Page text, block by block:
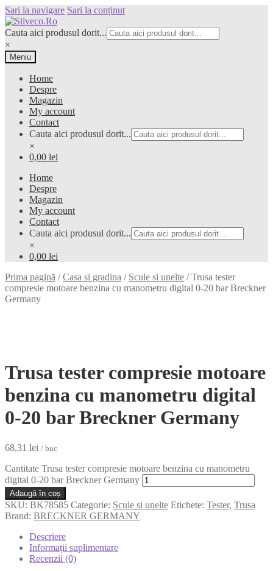
Sari la navigare Sari la conținut
Cauta aici produsul dorit...
×
Meniu
Home
Despre
Magazin
My account
Contact
Cauta aici produsul dorit...
×
0,00 lei
Home
Despre
Magazin
My account
Contact
Cauta aici produsul dorit...
×
0,00 lei
Prima pagină /Casa si gradina / Scule si unelte /Trusa tester
compresie motoare benzina cu manometru digital 0-20 bar Breckner
Germany
Trusa tester compresie motoare
benzina cu manometru digital
0-20 bar Breckner Germany
68,31 lei / buc
Cantitate Trusa tester compresie motoare benzina cu manometru
digital 0-20 bar Breckner Germany
Adaugă în coș
SKU: BK78585 Categorie: Scule si unelte Etichete: Tester, Trusa
Brand: BRECKNER GERMANY
Descriere
Informații suplimentare
Recenzii (0)